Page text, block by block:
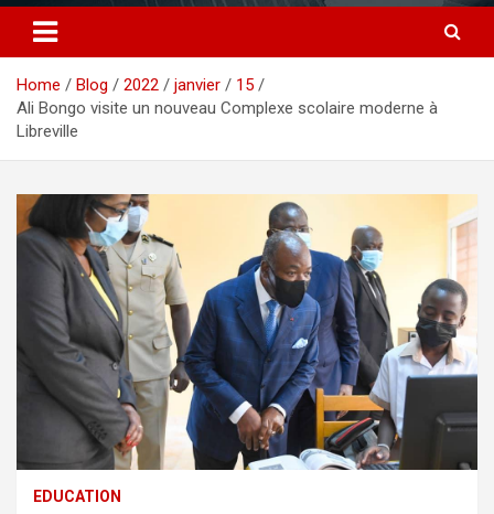
Home Blog 2022 janvier
15
Ali Bongo visite un nouveau Complexe scolaire moderne à
Libreville
EDUCATION